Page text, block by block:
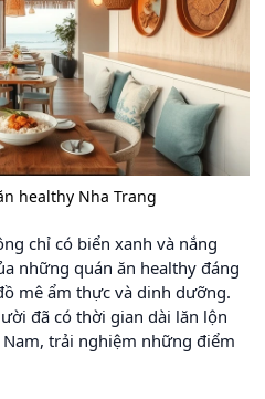
healthy Nha Trang
chỉ có biển xanh và nắng
những quán ăn healthy đáng
mê ẩm thực và dinh dưỡng.
đã có thời gian dài lăn lộn
trải nghiệm những điểm